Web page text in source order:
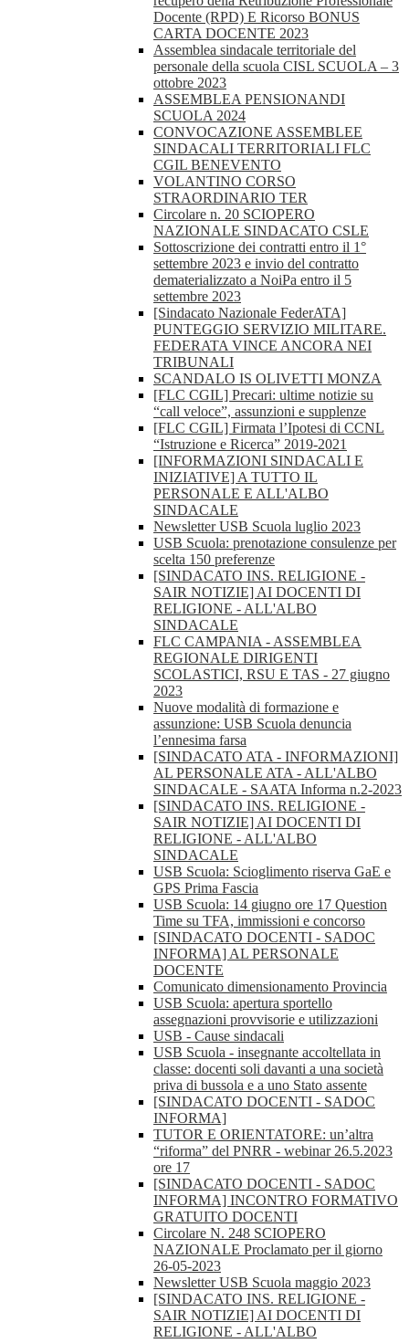
Docente (RPD) E Ricorso BONUS
CARTA DOCENTE 2023
Assemblea sindacale territoriale del
personale della scuola CISL SCUOLA – 3
ottobre 2023
ASSEMBLEA PENSIONANDI
SCUOLA 2024
CONVOCAZIONE ASSEMBLEE
SINDACALI TERRITORIALI FLC
CGIL BENEVENTO
VOLANTINO CORSO
STRAORDINARIO TER
Circolare n. 20 SCIOPERO
NAZIONALE SINDACATO CSLE
Sottoscrizione dei contratti entro il 1°
settembre 2023 e invio del contratto
dematerializzato a NoiPa entro il 5
settembre 2023
[Sindacato Nazionale FederATA]
PUNTEGGIO SERVIZIO MILITARE.
FEDERATA VINCE ANCORA NEI
TRIBUNALI
SCANDALO IS OLIVETTI MONZA
[FLC CGIL] Precari: ultime notizie su
“call veloce”, assunzioni e supplenze
[FLC CGIL] Firmata l’Ipotesi di CCNL
“Istruzione e Ricerca” 2019-2021
[INFORMAZIONI SINDACALI E
INIZIATIVE] A TUTTO IL
PERSONALE E ALL'ALBO
SINDACALE
Newsletter USB Scuola luglio 2023
USB Scuola: prenotazione consulenze per
scelta 150 preferenze
[SINDACATO INS. RELIGIONE -
SAIR NOTIZIE] AI DOCENTI DI
RELIGIONE - ALL'ALBO
SINDACALE
FLC CAMPANIA - ASSEMBLEA
REGIONALE DIRIGENTI
SCOLASTICI, RSU E TAS - 27 giugno
2023
Nuove modalità di formazione e
assunzione: USB Scuola denuncia
l’ennesima farsa
[SINDACATO ATA - INFORMAZIONI]
AL PERSONALE ATA - ALL'ALBO
SINDACALE - SAATA Informa n.2-2023
[SINDACATO INS. RELIGIONE -
SAIR NOTIZIE] AI DOCENTI DI
RELIGIONE - ALL'ALBO
SINDACALE
USB Scuola: Scioglimento riserva GaE e
GPS Prima Fascia
USB Scuola: 14 giugno ore 17 Question
Time su TFA, immissioni e concorso
[SINDACATO DOCENTI - SADOC
INFORMA] AL PERSONALE
DOCENTE
Comunicato dimensionamento Provincia
USB Scuola: apertura sportello
assegnazioni provvisorie e utilizzazioni
USB - Cause sindacali
USB Scuola - insegnante accoltellata in
classe: docenti soli davanti a una società
priva di bussola e a uno Stato assente
[SINDACATO DOCENTI - SADOC
INFORMA]
TUTOR E ORIENTATORE: un’altra
“riforma” del PNRR - webinar 26.5.2023
ore 17
[SINDACATO DOCENTI - SADOC
INFORMA] INCONTRO FORMATIVO
GRATUITO DOCENTI
Circolare N. 248 SCIOPERO
NAZIONALE Proclamato per il giorno
26-05-2023
Newsletter USB Scuola maggio 2023
[SINDACATO INS. RELIGIONE -
SAIR NOTIZIE] AI DOCENTI DI
RELIGIONE - ALL'ALBO